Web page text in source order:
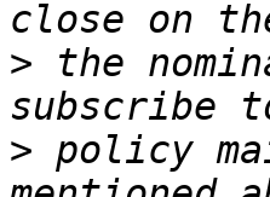
> the
> policy